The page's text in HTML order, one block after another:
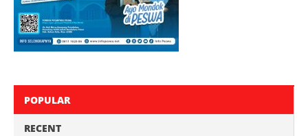
POPULAR
RECENT